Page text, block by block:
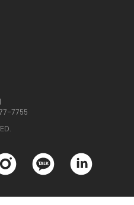
7755
카
크